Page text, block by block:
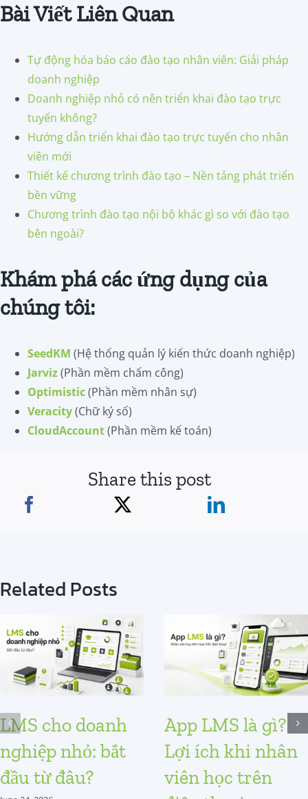
Bài Viết Liên Quan
Tự động hóa báo cáo đào tạo nhân viên: Giải pháp
doanh nghiệp
Doanh nghiệp nhỏ có nên triển khai đào tạo trực
tuyến không?
Hướng dẫn triển khai đào tạo trực tuyến cho nhân
viên mới
Thiết kế chương trình đào tạo – Nền tảng phát triển
bền vững
Chương trình đào tạo nội bộ khác gì so với đào tạo
bên ngoài?
Khám phá các ứng dụng của
chúng tôi:
SeedKM (Hệ thống quản lý kiến thức doanh nghiệp)
Jarviz(Phần mềm chấm công)
Optimistic(Phần mềm nhân sự)
Veracity(Chữ ký số)
CloudAccount(Phần mềm kế toán)
Share this post
Related Posts
LMS cho doanh
nghiệp nhỏ: bắt
đầu từ đâu?
App LMS là gì?
Lợi ích khi nhân
viên học trên